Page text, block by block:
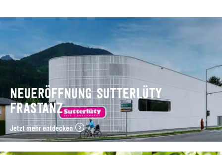
NEUERÖFFNUNG SUTTERLÜTY
FRASTANZ
Jetzt mehr entdecken